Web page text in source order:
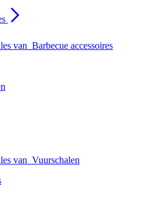
van Barbecue accessoires
van Vuurschalen